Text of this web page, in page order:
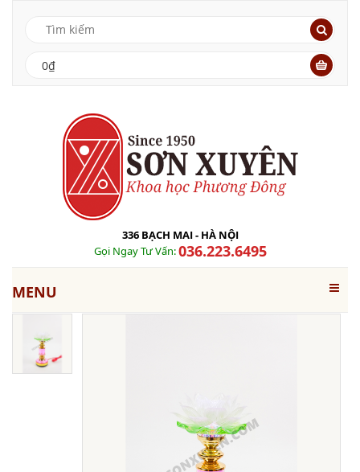
0₫
336 BẠCH MAI - HÀ NỘI
Gọi Ngay Tư Vấn:036.223.6495
MENU